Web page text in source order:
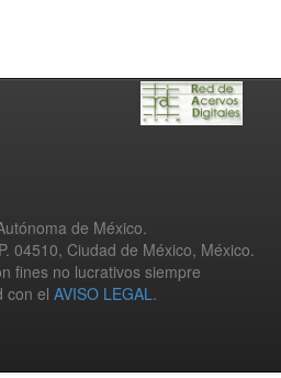
de México.
04510, Ciudad de México, México.
fines no lucrativos siempre
con el AVISO LEGAL.